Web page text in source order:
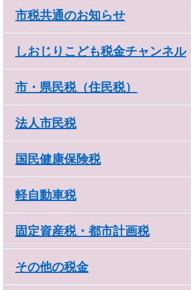
市税共通のお知らせ
しおじりこども税金チャンネル
市・県民税（住民税）
法人市民税
国民健康保険税
軽自動車税
固定資産税・都市計画税
その他の税金